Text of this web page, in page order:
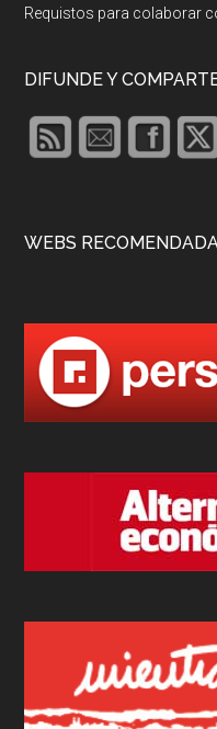
Requistos para colaborar
DIFUNDE Y
WEBS